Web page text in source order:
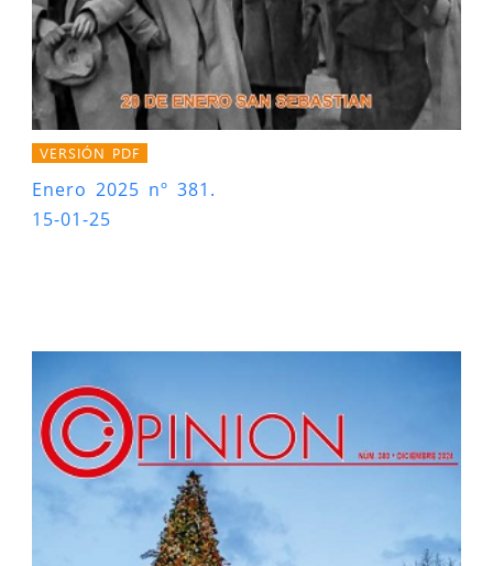
VERSIÓN PDF
Enero 2025 nº 381.
15-01-25